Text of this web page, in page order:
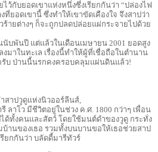
ว้กับยอดเขาแห่งหนึ่งซึ่งเรียกกันว่า “ปล่องไฟ
ยอดเขานี้ ซึ่งทําให้เขาขัดเคืองใจ จึงสาปว่า
ร้ายต่างๆ ก็จะถูกปลดปล่อยแผ่กระจายไปด้วย
บพันปี แต่แล้วในเดือนเมษายน 2001 ยอดสูง
มาในทะเล เรื่องนี้ทําให้ผู้ที่เชื่อถือในตํานาน
บ ป่านนี้นรกคงครอบคลุมแผ่นดินแล้ว!
สาปวูดูแห่งนิวออร์ลีนส์,
ลาโว มีชีวิตอยู่ในช่วง ค.ศ. 1800 กว่าๆ เพื่อน
ด้ทั้งคนและสัตว์ โดยใช้มนต์ดําของวูดู กระทั่ง
านของเธอ รวมทั้งบนบานขอให้เธอช่วยสาป
รียกกันว่า บลัดดี้มารีทัวร์